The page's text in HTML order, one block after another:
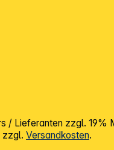
/ Lieferanten zzgl. 19%
zzgl. Versandkosten.